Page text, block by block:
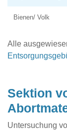
Bienen/ Volk
Alle
Sektion
Untersuchung